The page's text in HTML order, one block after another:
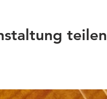
teilen